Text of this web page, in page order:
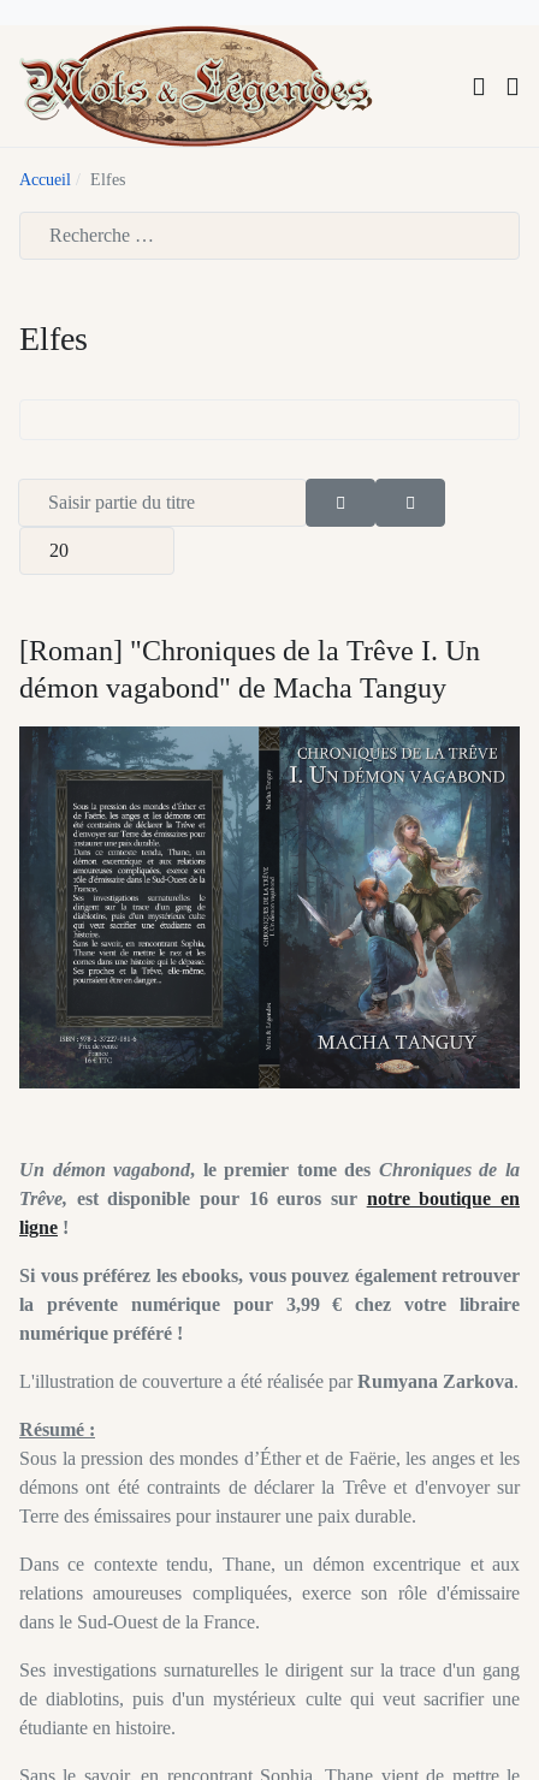
Accueil Elfes
Elfes
Saisir partie du titre
Afficher #
[Roman] "Chroniques de la Trêve I. Un
démon vagabond" de Macha Tanguy
Un démon vagabond, le premier tome des Chroniques de la
Trêve, est disponible pour 16 euros sur notre boutique en
ligne !
Si vous préférez les ebooks, vous pouvez également retrouver
la prévente numérique pour 3,99 € chez votre libraire
numérique préféré !
L'illustration de couverture a été réalisée parRumyana Zarkova.
Résumé :
Sous la pression des mondes d’Éther et de Faërie, les anges et les
démons ont été contraints de déclarer la Trêve et d'envoyer sur
Terre des émissaires pour instaurer une paix durable.
Dans ce contexte tendu, Thane, un démon excentrique et aux
relations amoureuses compliquées, exerce son rôle d'émissaire
dans le Sud-Ouest de la France.
Ses investigations surnaturelles le dirigent sur la trace d'un gang
de diablotins, puis d'un mystérieux culte qui veut sacrifier une
étudiante en histoire.
Sans le savoir, en rencontrant Sophia, Thane vient de mettre le